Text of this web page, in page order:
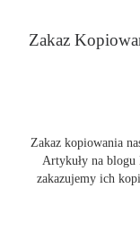
Zakaz
Zakaz kopiowania
Artykuły na blogu
zakazujemy ich